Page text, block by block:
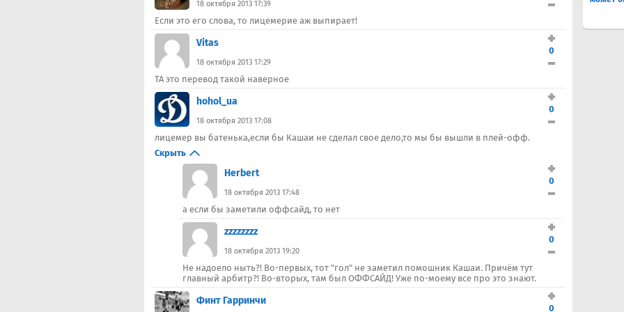
18 октября 2013 17:39
Если это его слова, то лицемерие аж выпирает!
Vitas
18 октября 2013 17:29
0
ТА это перевод такой наверное
hohol_ua
18 октября 2013 17:08
0
лицемер вы батенька,если бы Кашаи не сделал свое дело,то мы бы вышли в плей-офф.
Скрыть
Herbert
18 октября 2013 17:48
0
а если бы заметили оффсайд, то нет
zzzzzzzz
18 октября 2013 19:20
0
Не надоело ныть?! Во-первых, тот "гол" не заметил помошник Кашаи. Причём тут
главный арбитр?! Во-вторых, там был ОФФСАЙД! Уже по-моему все про это знают.
Финт Гарринчи
0